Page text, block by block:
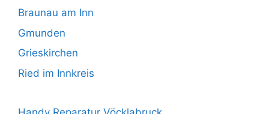
Braunau am Inn
Gmunden
Grieskirchen
Ried im Innkreis